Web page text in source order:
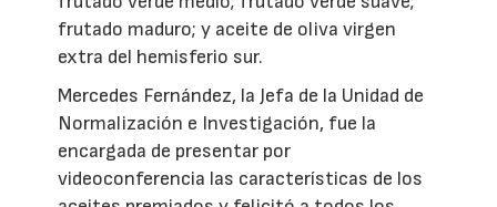
frutado maduro; y aceite de oliva virgen
extra del hemisferio sur.
Mercedes Fernández, la Jefa de la Unidad de
Normalización e Investigación, fue la
encargada de presentar por
videoconferencia las características de los